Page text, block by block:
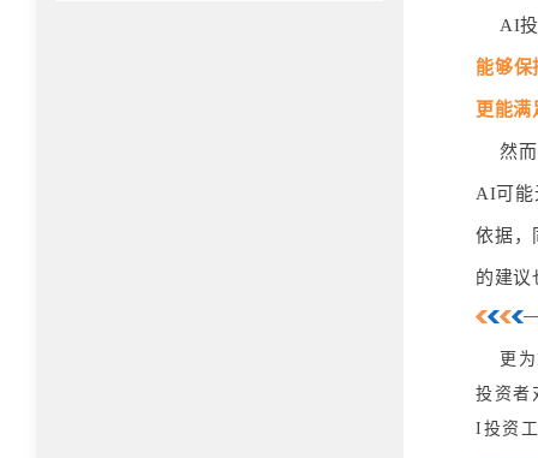
AI
能够保
更能满
然
AI可能
依据，
的建议
更
投资者
I投资